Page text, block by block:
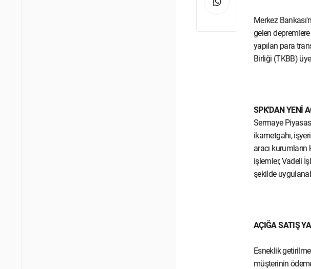
Merkez
gelen
yapılan para
Birliği (TKBB)
SPK'DAN YENİ
Sermaye
ikametgahı,
aracı
işlemler, Vadeli
şekilde
AÇIĞA SATIŞ
Esneklik
müşterinin